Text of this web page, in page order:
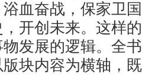
血奋战，保家卫
开创未来。这样
发展的逻辑。全
块内容为横轴，